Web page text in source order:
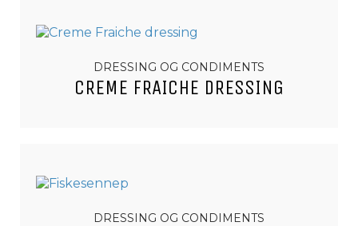
DRESSING OG CONDIMENTS
CREME FRAICHE DRESSING
DRESSING OG CONDIMENTS